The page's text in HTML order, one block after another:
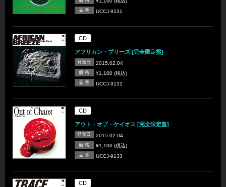
品 番 UCCJ-9131
CD
アフリカン・ブリーズ [完全限定盤]
発売日 2015.02.04
価 格 ¥1,100 (税込)
品 番 UCCJ-9132
CD
アウト・オブ・ケイオス [完全限定盤]
発売日 2015.02.04
価 格 ¥1,100 (税込)
品 番 UCCJ-9133
CD